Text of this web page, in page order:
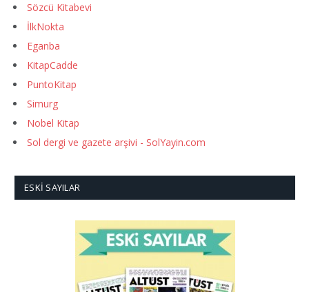
Sözcü Kitabevi
İlkNokta
Eganba
KitapCadde
PuntoKitap
Simurg
Nobel Kitap
Sol dergi ve gazete arşivi - SolYayin.com
ESKI SAYILAR